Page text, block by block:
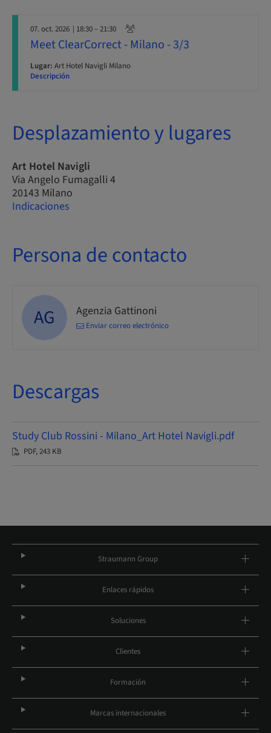
07. oct. 2026 | 18:30 – 21:30
Meet ClearCorrect - Milano - 3/3
Lugar: Art Hotel Navigli Milano
Descripción
Desplazamiento y lugares
Art Hotel Navigli
Via Angelo Fumagalli 4
20143 Milano
Indicaciones
Persona de contacto
AG Agenzia Gattinoni
Enviar correo electrónico
Descargas
Study Club Rossini - Milano_Art Hotel Navigli.pdf
PDF, 243 KB
Straumann Group
Enlaces rápidos
Soluciones
Clientes
Formación
Marcas internacionales